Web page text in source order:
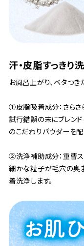
汗・皮脂すっきり
お風呂上がり、ベタつき
①皮脂吸着成分：さらさ
試行錯誤の末にブレンド
のこだわりパウダーを配
②洗浄補助成分：重曹
細かな粒子が毛穴の奥
着洗浄します。